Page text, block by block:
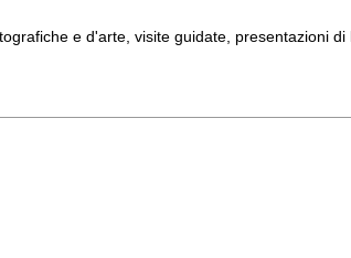
e d'arte, visite guidate, presentazioni di